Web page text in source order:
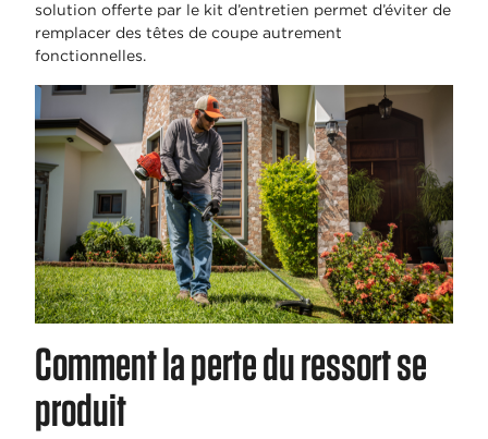
solution offerte par le kit d’entretien permet d’éviter de
remplacer des têtes de coupe autrement
fonctionnelles.
Comment la perte du ressort se
produit